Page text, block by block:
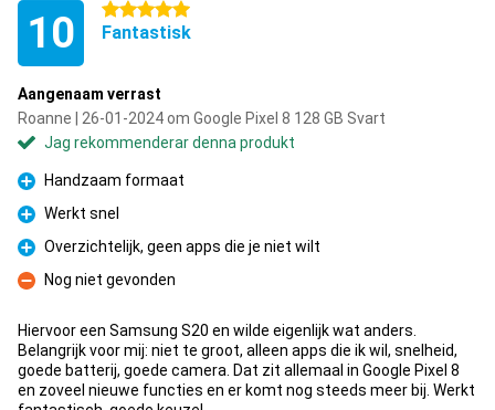
10 5 stjärnor
Fantastisk
Aangenaam verrast
Roanne | 26-01-2024 om Google Pixel 8 128 GB Svart
Jag rekommenderar denna produkt
Fördelar
Handzaam formaat
Fördelar
Werkt snel
Fördelar
Overzichtelijk, geen apps die je niet wilt
Nackdelar
Nog niet gevonden
Hiervoor een Samsung S20 en wilde eigenlijk wat anders.
Belangrijk voor mij: niet te groot, alleen apps die ik wil, snelheid,
goede batterij, goede camera. Dat zit allemaal in Google Pixel 8
en zoveel nieuwe functies en er komt nog steeds meer bij. Werkt